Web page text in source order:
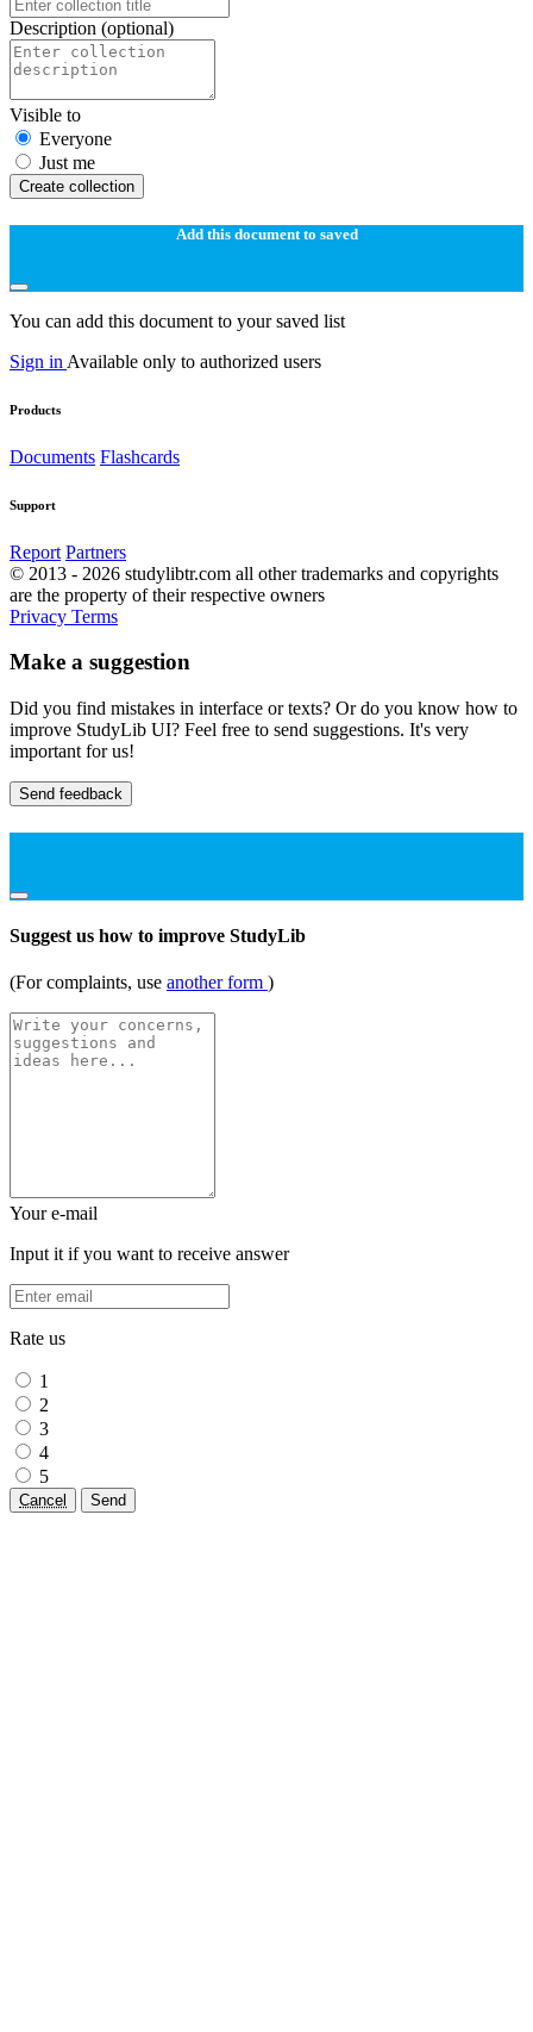
Description (optional)
Visible to
Everyone
Just me
Create collection
Add this document to saved
You can add this document to your saved list
Sign in Available only to authorized users
Products
Documents Flashcards
Support
Report Partners
© 2013 - 2026 studylibtr.com all other trademarks and copyrights
are the property of their respective owners
Privacy Terms
Make a suggestion
Did you find mistakes in interface or texts? Or do you know how to
improve StudyLib UI? Feel free to send suggestions. It's very
important for us!
Send feedback
Suggest us how to improve StudyLib
(For complaints, use another form )
Your e-mail
Input it if you want to receive answer
Rate us
1
2
3
4
5
Cancel Send